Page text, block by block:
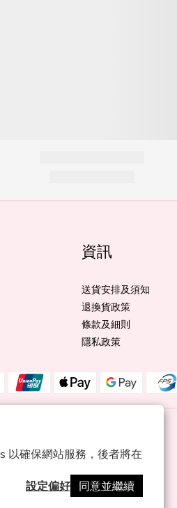
以確保網站服務，後者將在
設定偏好
同意並繼續
資訊
送貨安排及須知
退換貨政策
條款及細則
隱私政策